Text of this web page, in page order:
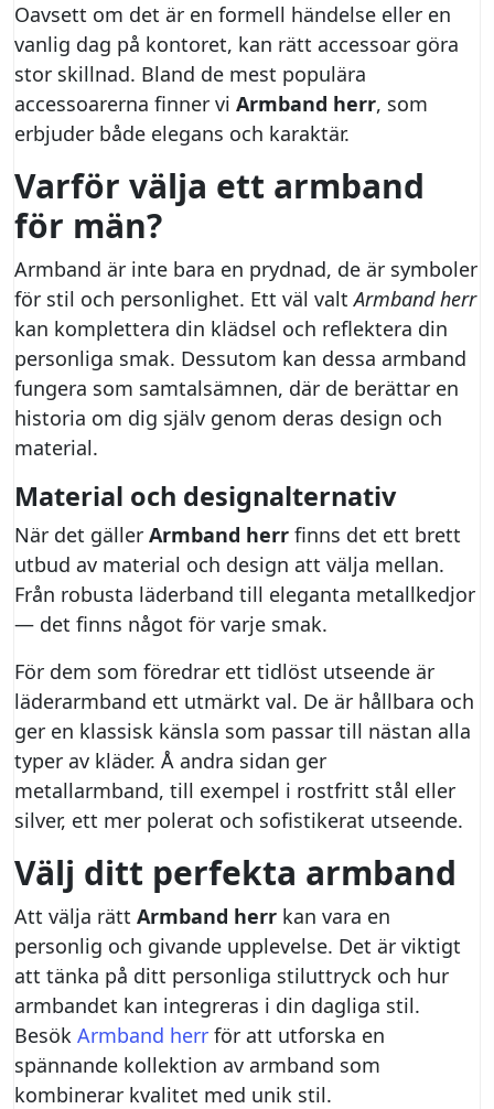
Oavsett om det är en formell händelse eller en
vanlig dag på kontoret, kan rätt accessoar göra
stor skillnad. Bland de mest populära
accessoarerna finner vi Armband herr, som
erbjuder både elegans och karaktär.
Varför välja ett armband
för män?
Armband är inte bara en prydnad, de är symboler
för stil och personlighet. Ett väl valtArmband herr
kan komplettera din klädsel och reflektera din
personliga smak. Dessutom kan dessa armband
fungera som samtalsämnen, där de berättar en
historia om dig själv genom deras design och
material.
Material och designalternativ
När det gäller Armband herr finns det ett brett
utbud av material och design att välja mellan.
Från robusta läderband till eleganta metallkedjor
— det finns något för varje smak.
För dem som föredrar ett tidlöst utseende är
läderarmband ett utmärkt val. De är hållbara och
ger en klassisk känsla som passar till nästan alla
typer av kläder. Å andra sidan ger
metallarmband, till exempel i rostfritt stål eller
silver, ett mer polerat och sofistikerat utseende.
Välj ditt perfekta armband
Att välja rätt Armband herr kan vara en
personlig och givande upplevelse. Det är viktigt
att tänka på ditt personliga stiluttryck och hur
armbandet kan integreras i din dagliga stil.
Besök Armband herr för att utforska en
spännande kollektion av armband som
kombinerar kvalitet med unik stil.